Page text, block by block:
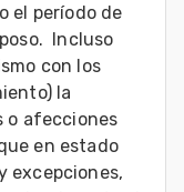
el período de
Incluso
con los
la
o afecciones
en estado
excepciones,